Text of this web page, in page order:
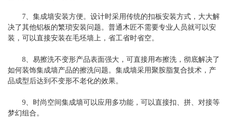
7、集成墙安装方便。设计时采用传统的扣板安装方式，大大解
决了其他铝板的繁琐安装问题。普通木匠不需要专业人员就可以安
装，可以直接安装在毛坯墙上，省工省时省空。
8、易擦洗不变形产品表面强大，可直接用布擦洗，彻底解决了
如何装饰集成墙产品的擦洗问题。集成墙采用聚胺脂复合技术，产
品成型后达到不变形不老化的效果。
9、时尚空间集成墙可以应用多功能，可以直接扣、拼、对接等
梦幻组合。